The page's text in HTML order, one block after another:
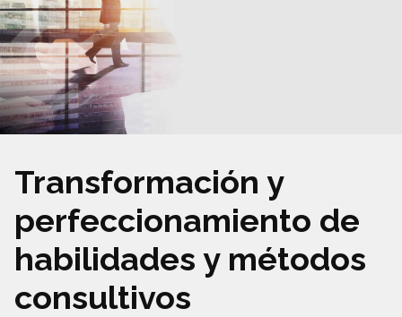
Transformación y
perfeccionamiento de
habilidades y métodos
consultivos